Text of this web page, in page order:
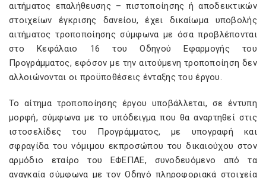
αιτήματος επαλήθευσης – πιστοποίησης ή αποδεικτικών
στοιχείων έγκρισης δανείου, έχει δικαίωμα υποβολής
αιτήματος τροποποίησης σύμφωνα με όσα προβλέπονται
στο Κεφάλαιο 16 του Οδηγού Εφαρμογής του
Προγράμματος, εφόσον με την αιτούμενη τροποποίηση δεν
αλλοιώνονται οι προϋποθέσεις ένταξης του έργου.
Το αίτημα τροποποίησης έργου υποβάλλεται, σε έντυπη
μορφή, σύμφωνα με το υπόδειγμα που θα αναρτηθεί στις
ιστοσελίδες του Προγράμματος, με υπογραφή και
σφραγίδα του νόμιμου εκπροσώπου του δικαιούχου στον
αρμόδιο εταίρο του ΕΦΕΠΑΕ, συνοδευόμενο από τα
αναγκαία σύμφωνα με τον Οδηγό πληροφοριακά στοιχεία